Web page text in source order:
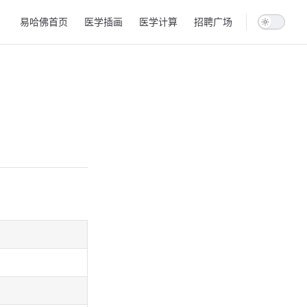
易哈佛首页 医学插画 医学计算 招聘广场